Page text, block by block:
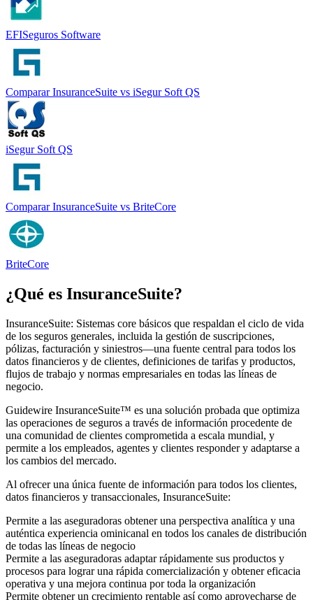
EFISeguros Software
Comparar InsuranceSuite vs iSegur Soft QS
iSegur Soft QS
Comparar InsuranceSuite vs BriteCore
BriteCore
¿Qué es InsuranceSuite?
InsuranceSuite: Sistemas core básicos que respaldan el ciclo de vida
de los seguros generales, incluida la gestión de suscripciones,
pólizas, facturación y siniestros—una fuente central para todos los
datos financieros y de clientes, definiciones de tarifas y productos,
flujos de trabajo y normas empresariales en todas las líneas de
negocio.
Guidewire InsuranceSuite™ es una solución probada que optimiza
las operaciones de seguros a través de información procedente de
una comunidad de clientes comprometida a escala mundial, y
permite a los empleados, agentes y clientes responder y adaptarse a
los cambios del mercado.
Al ofrecer una única fuente de información para todos los clientes,
datos financieros y transaccionales, InsuranceSuite:
Permite a las aseguradoras obtener una perspectiva analítica y una
auténtica experiencia ominicanal en todos los canales de distribución
de todas las líneas de negocio
Permite a las aseguradoras adaptar rápidamente sus productos y
procesos para lograr una rápida comercialización y obtener eficacia
operativa y una mejora continua por toda la organización
Permite obtener un crecimiento rentable así como aprovecharse de